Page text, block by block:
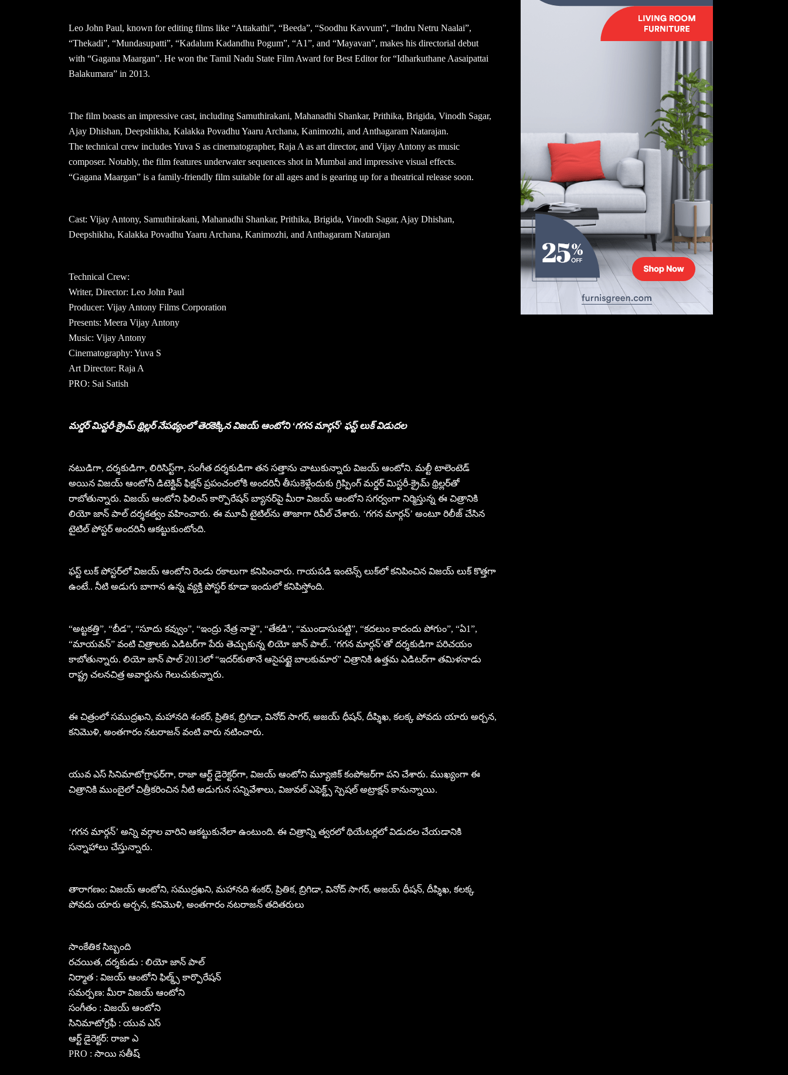
Leo John Paul, known for editing films like “Attakathi”, “Beeda”, “Soodhu Kavvum”, “Indru Netru Naalai”,
“Thekadi”, “Mundasupatti”, “Kadalum Kadandhu Pogum”, “A1”, and “Mayavan”, makes his directorial debut
with “Gagana Maargan”. He won the Tamil Nadu State Film Award for Best Editor for “Idharkuthane Aasaipattai
Balakumara” in 2013.
The film boasts an impressive cast, including Samuthirakani, Mahanadhi Shankar, Prithika, Brigida, Vinodh Sagar,
Ajay Dhishan, Deepshikha, Kalakka Povadhu Yaaru Archana, Kanimozhi, and Anthagaram Natarajan.
The technical crew includes Yuva S as cinematographer, Raja A as art director, and Vijay Antony as music
composer. Notably, the film features underwater sequences shot in Mumbai and impressive visual effects.
“Gagana Maargan” is a family-friendly film suitable for all ages and is gearing up for a theatrical release soon.
Cast: Vijay Antony, Samuthirakani, Mahanadhi Shankar, Prithika, Brigida, Vinodh Sagar, Ajay Dhishan,
Deepshikha, Kalakka Povadhu Yaaru Archana, Kanimozhi, and Anthagaram Natarajan
Technical Crew:
Writer, Director: Leo John Paul
Producer: Vijay Antony Films Corporation
Presents: Meera Vijay Antony
Music: Vijay Antony
Cinematography: Yuva S
Art Director: Raja A
PRO: Sai Satish
మర్డర్ మిస్టరీ-క్రైమ్ థ్రిల్లర్ నేపథ్యంలో తెరకెక్కిన విజయ్ ఆంటోని ‘గగన మార్గన్’ ఫస్ట్ లుక్ విడుదల
నటుడిగా, దర్శకుడిగా, లిరిసిస్ట్‌గా, సంగీత దర్శకుడిగా తన సత్తాను చాటుకున్నారు విజయ్ ఆంటోని. మల్టీ టాలెంటెడ్
అయిన విజయ్ ఆంటోనీ డిటెక్టివ్ ఫిక్షన్ ప్రపంచంలోకి అందరినీ తీసుకెళ్లేందుకు గ్రిప్పింగ్ మర్డర్ మిస్టరీ-క్రైమ్ థ్రిల్లర్‌తో
రాబోతున్నారు. విజయ్ ఆంటోని ఫిలింస్ కార్పొరేషన్ బ్యానర్‌పై మీరా విజయ్ ఆంటోని సగర్వంగా నిర్మిస్తున్న ఈ చిత్రానికి
లియో జాన్ పాల్ దర్శకత్వం వహించారు. ఈ మూవీ టైటిల్‌ను తాజాగా రివీల్ చేశారు. ‘గగన మార్గన్’ అంటూ రిలీజ్ చేసిన
టైటిల్ పోస్టర్ అందరినీ ఆకట్టుకుంటోంది.
ఫస్ట్ లుక్ పోస్టర్‌లో విజయ్ ఆంటోని రెండు రకాలుగా కనిపించారు. గాయపడి ఇంటెన్స్ లుక్‌లో కనిపించిన విజయ్ లుక్ కొత్తగా
ఉంటే.. నీటి అడుగు బాగాన ఉన్న వ్యక్తి పోస్టర్ కూడా ఇందులో కనిపిస్తోంది.
“అట్టకత్తి”, “బీడ”, “సూదు కవ్వుం”, “ఇంద్రు నేత్ర నాళై”, “తేకడి”, “ముండాసుపట్టి”, “కదలుం కాదందు పోగుం”, “ఏ1”,
“మాయవన్” వంటి చిత్రాలకు ఎడిటర్‌గా పేరు తెచ్చుకున్న లియో జాన్ పాల్.. ‘గగన మార్గన్’తో దర్శకుడిగా పరిచయం
కాబోతున్నారు. లియో జాన్ పాల్ 2013లో “ఇదర్‌కుతానే ఆసైపట్టై బాలకుమార” చిత్రానికి ఉత్తమ ఎడిటర్‌గా తమిళనాడు
రాష్ట్ర చలనచిత్ర అవార్డును గెలుచుకున్నారు.
ఈ చిత్రంలో సముద్రఖని, మహానది శంకర్, ప్రితిక, బ్రిగిడా, వినోద్ సాగర్, అజయ్ ధీషన్, దీప్శిఖ, కలక్క పోవదు యారు అర్చన,
కనిమొళి, అంతగారం నటరాజన్ వంటి వారు నటించారు.
యువ ఎస్ సినిమాటోగ్రాఫర్‌గా, రాజా ఆర్ట్ డైరెక్టర్‌గా, విజయ్ ఆంటోని మ్యూజిక్ కంపోజర్‌గా పని చేశారు. ముఖ్యంగా ఈ
చిత్రానికి ముంబైలో చిత్రీకరించిన నీటి అడుగున సన్నివేశాలు, విజువల్ ఎఫెక్ట్స్ స్పెషల్ అట్రాక్షన్ కానున్నాయి.
‘గగన మార్గన్’ అన్ని వర్గాల వారిని ఆకట్టుకునేలా ఉంటుంది. ఈ చిత్రాన్ని త్వరలో థియేటర్లలో విడుదల చేయడానికి
సన్నాహాలు చేస్తున్నారు.
తారాగణం: విజయ్ ఆంటోని, సముద్రఖని, మహానది శంకర్, ప్రితిక, బ్రిగిడా, వినోద్ సాగర్, అజయ్ ధీషన్, దీప్శిఖ, కలక్క
పోవదు యారు అర్చన, కనిమొళి, అంతగారం నటరాజన్ తదితరులు
సాంకేతిక సిబ్బంది
రచయిత, దర్శకుడు : లియో జాన్ పాల్
నిర్మాత : విజయ్ ఆంటోని ఫిల్మ్స్ కార్పొరేషన్
సమర్పణ: మీరా విజయ్ ఆంటోని
సంగీతం : విజయ్ ఆంటోని
సినిమాటోగ్రఫీ : యువ ఎస్
ఆర్ట్ డైరెక్టర్: రాజా ఎ
PRO : సాయి సతీష్